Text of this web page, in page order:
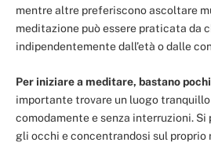
mentre altre preferiscono ascoltare
meditazione può essere praticata da
indipendentemente dall’età o dalle
Per iniziare a meditare, bastano
importante trovare un luogo tranquillo
comodamente e senza interruzioni. Si
gli occhi e concentrandosi sul proprio